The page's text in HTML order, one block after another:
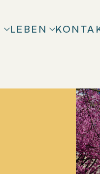
LEBEN